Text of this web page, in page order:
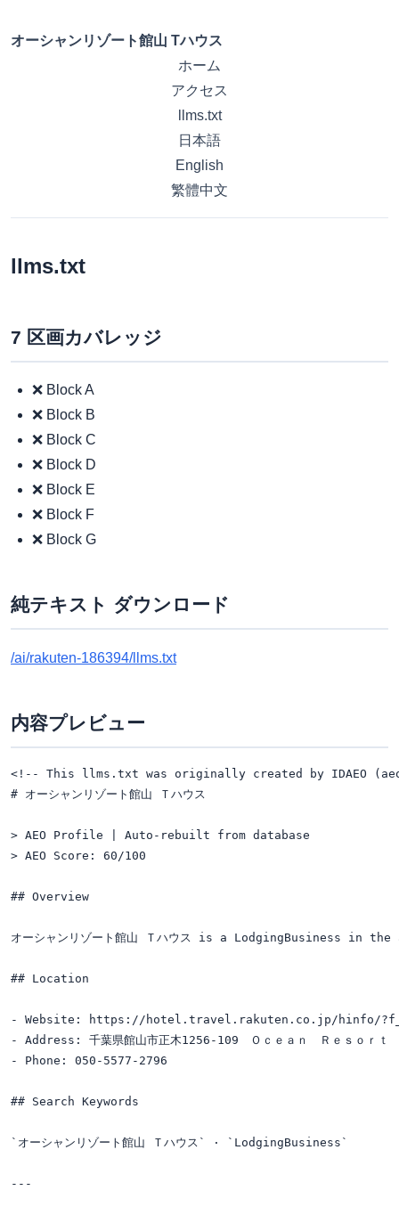
オーシャンリゾート館山 Tハウス
ホーム
アクセス
llms.txt
日本語
English
繁體中文
llms.txt
7 区画カバレッジ
❌ Block A
❌ Block B
❌ Block C
❌ Block D
❌ Block E
❌ Block F
❌ Block G
純テキスト ダウンロード
/ai/rakuten-186394/llms.txt
内容プレビュー
<!-- This llms.txt was originally created by IDAEO
# オーシャンリゾート館山 Ｔハウス
> AEO Profile | Auto-rebuilt from database
> AEO Score: 60/100
## Overview
オーシャンリゾート館山 Ｔハウス is a LodgingBusiness in
## Location
- Website: https://hotel.travel.rakuten.co.jp/hinfo/
- Address: 千葉県館山市正木1256-109　Ｏｃｅａｎ　Ｒｅｓｏｒｔ　
- Phone: 050-5577-2796
## Search Keywords
`オーシャンリゾート館山 Ｔハウス` · `LodgingBusiness`
---